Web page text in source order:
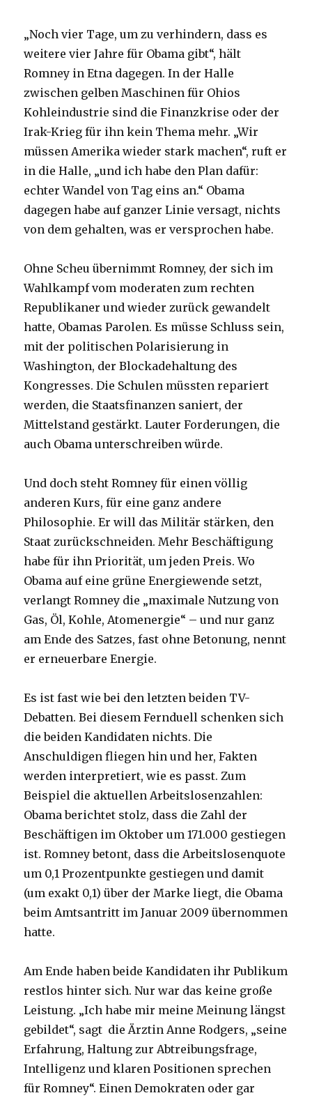
„Noch vier Tage, um zu verhindern, dass es
weitere vier Jahre für Obama gibt“, hält
Romney in Etna dagegen. In der Halle
zwischen gelben Maschinen für Ohios
Kohleindustrie sind die Finanzkrise oder der
Irak-Krieg für ihn kein Thema mehr. „Wir
müssen Amerika wieder stark machen“, ruft er
in die Halle, „und ich habe den Plan dafür:
echter Wandel von Tag eins an.“ Obama
dagegen habe auf ganzer Linie versagt, nichts
von dem gehalten, was er versprochen habe.
Ohne Scheu übernimmt Romney, der sich im
Wahlkampf vom moderaten zum rechten
Republikaner und wieder zurück gewandelt
hatte, Obamas Parolen. Es müsse Schluss sein,
mit der politischen Polarisierung in
Washington, der Blockadehaltung des
Kongresses. Die Schulen müssten repariert
werden, die Staatsfinanzen saniert, der
Mittelstand gestärkt. Lauter Forderungen, die
auch Obama unterschreiben würde.
Und doch steht Romney für einen völlig
anderen Kurs, für eine ganz andere
Philosophie. Er will das Militär stärken, den
Staat zurückschneiden. Mehr Beschäftigung
habe für ihn Priorität, um jeden Preis. Wo
Obama auf eine grüne Energiewende setzt,
verlangt Romney die „maximale Nutzung von
Gas, Öl, Kohle, Atomenergie“ – und nur ganz
am Ende des Satzes, fast ohne Betonung, nennt
er erneuerbare Energie.
Es ist fast wie bei den letzten beiden TV-
Debatten. Bei diesem Fernduell schenken sich
die beiden Kandidaten nichts. Die
Anschuldigen fliegen hin und her, Fakten
werden interpretiert, wie es passt. Zum
Beispiel die aktuellen Arbeitslosenzahlen:
Obama berichtet stolz, dass die Zahl der
Beschäftigen im Oktober um 171.000 gestiegen
ist. Romney betont, dass die Arbeitslosenquote
um 0,1 Prozentpunkte gestiegen und damit
(um exakt 0,1) über der Marke liegt, die Obama
beim Amtsantritt im Januar 2009 übernommen
hatte.
Am Ende haben beide Kandidaten ihr Publikum
restlos hinter sich. Nur war das keine große
Leistung. „Ich habe mir meine Meinung längst
gebildet“, sagt die Ärztin Anne Rodgers, „seine
Erfahrung, Haltung zur Abtreibungsfrage,
Intelligenz und klaren Positionen sprechen
für Romney“. Einen Demokraten oder gar